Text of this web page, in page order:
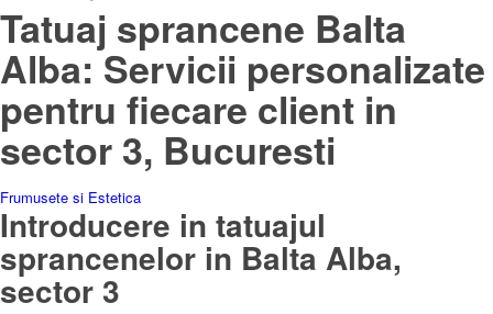
Tatuaj sprancene Balta
Alba: Servicii personalizate
pentru fiecare client in
sector 3, Bucuresti
Frumusete si Estetica
Introducere in tatuajul
sprancenelor in Balta Alba,
sector 3